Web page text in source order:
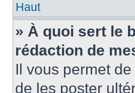
Haut
» À quoi sert le
rédaction de
Il vous permet
de les poster